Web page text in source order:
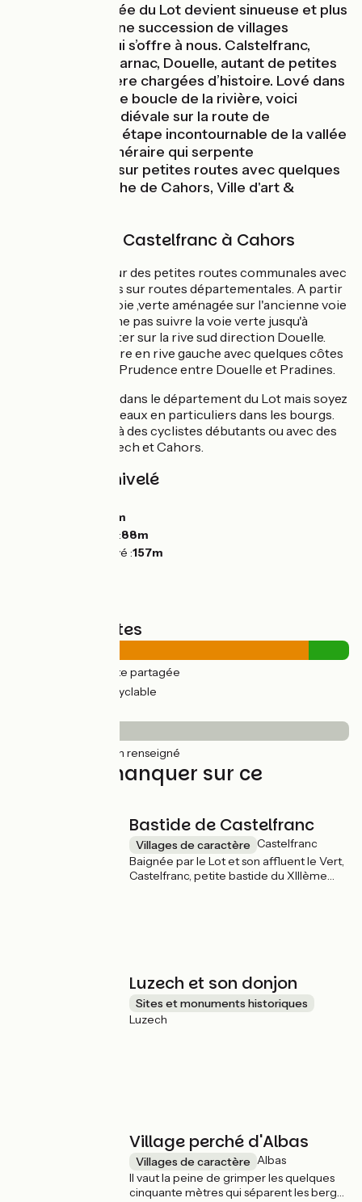
Alors que la vallée du Lot devient sinueuse et plus
sauvage, c’est une succession de villages
authentiques qui s’offre à nous. Calstelfranc,
Albas, Luzech, Parnac, Douelle, autant de petites
cités de caractère chargées d’histoire. Lové dans
une remarquable boucle de la rivière, voici
Cahors, ville médiévale sur la route de
Compostelle et étape incontournable de la vallée
du Lot à vélo. Itinéraire qui serpente
principalement sur petites routes avec quelques
côtes à l’approche de Cahors, Ville d'art &
L'itinéraire de Castelfranc à Cahors
Principalement sur des petites routes communales avec
quelques passages sur routes départementales. A partir
de Luzech, belle voie ,verte aménagée sur l'ancienne voie
ferrée. Attention ne pas suivre la voie verte jusqu'à
Mercuès mais rester sur la rive sud direction Douelle.
Itinéraire provisoire en rive gauche avec quelques côtes
afin d'éviter la D8. Prudence entre Douelle et Pradines.
Fléchage efficace dans le département du Lot mais soyez
attentifs aux panneaux en particuliers dans les bourgs.
à des cyclistes débutants ou avec des
enfants entre Luzech et Cahors.
Pentes et dénivelé
186m
Point le plus bas :88m
Point le plus élevé :157m
Types de routes
(88%) Route partagée
(12%) Voie cyclable
(100%) Non renseigné
À ne pas manquer sur ce
Bastide de Castelfranc
Villages de caractère Castelfranc
Baignée par le Lot et son affluent le Vert,
Castelfranc, petite bastide du XIIIème
jardin des sens » qui revisite la tradition
des jardins des simples médiévaux. Une
voie verte bucolique y longe le Lot en
direction d’Albas situé à quelques
Luzech et son donjon
Sites et monuments historiques
Luzech
Village perché d'Albas
Villages de caractère Albas
Il vaut la peine de grimper les quelques
cinquante mètres qui séparent les berges